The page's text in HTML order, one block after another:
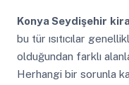
Konya Seydişehir
bu tür ısıtıcılar
olduğundan farklı
Herhangi bir sorunla